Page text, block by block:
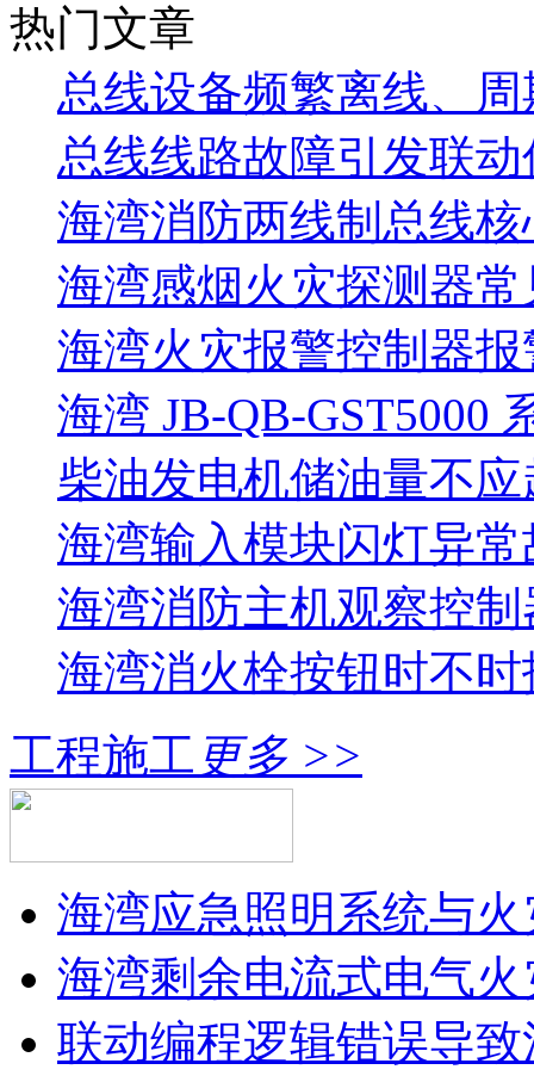
热门文章
总线设备频繁离线、
总线线路故障引发联
海湾消防两线制总线
海湾感烟火灾探测器
海湾火灾报警控制器报
海湾 JB-QB-GST5000
柴油发电机储油量不应
海湾输入模块闪灯异
海湾消防主机观察控制
海湾消火栓按钮时不
工程施工 更多 >>
海湾应急照明系统与火
海湾剩余电流式电气火
联动编程逻辑错误导致